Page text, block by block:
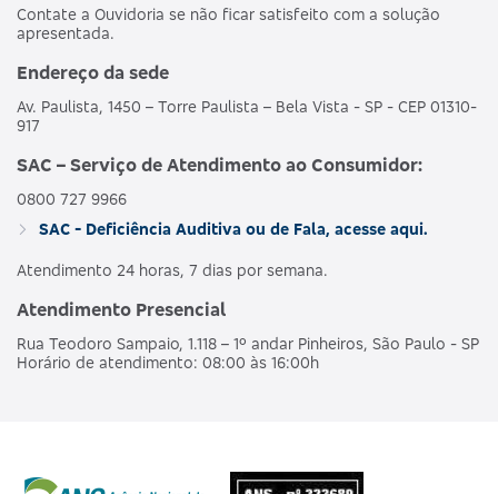
Contate a Ouvidoria se não ficar satisfeito com a solução
apresentada.
Endereço da sede
Av. Paulista, 1450 – Torre Paulista – Bela Vista - SP - CEP 01310-
917
SAC – Serviço de Atendimento ao Consumidor:
0800 727 9966
SAC - Deficiência Auditiva ou de Fala, acesse aqui.
Atendimento 24 horas, 7 dias por semana.
Atendimento Presencial
Rua Teodoro Sampaio, 1.118 – 1º andar Pinheiros, São Paulo - SP
Horário de atendimento: 08:00 às 16:00h